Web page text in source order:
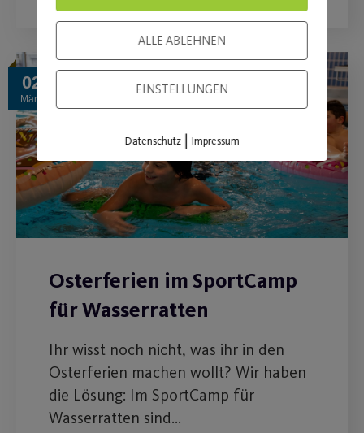
02
März
Osterferien im SportCamp
für Wasserratten
Ihr wisst noch nicht, was ihr in den
Osterferien machen wollt? Wir haben
die Lösung: Im SportCamp für
Wasserratten sind…
ALLE ABLEHNEN
EINSTELLUNGEN
Datenschutz| Impressum